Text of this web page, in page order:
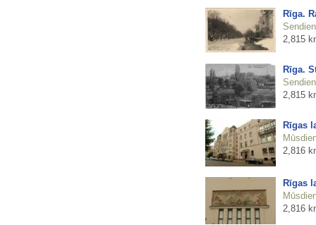
Rīga.
2,815
Rīga.
2,815
Rīgas
2,816
Rīgas
2,816